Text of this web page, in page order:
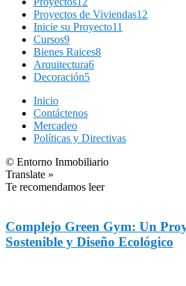
Proyectos de Viviendas12
Inicie su Proyecto11
Cursos9
Bienes Raices8
Arquitectura6
Decoración5
Inicio
Contáctenos
Mercadeo
Políticas y Directivas
© Entorno Inmobiliario
Translate »
Te recomendamos leer
Complejo Green Gym: Un
Sostenible y Diseño Ecológico